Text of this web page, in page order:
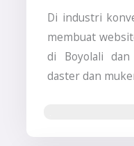
Di industri
membuat
di Boyolali
daster dan